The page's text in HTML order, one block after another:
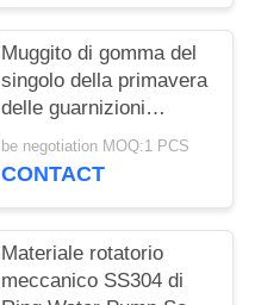
Muggito di gomma del
singolo della primavera
delle guarnizioni
meccaniche doppio
fronte dell'estremità
be negotiation MOQ:1 PCS
CONTACT
Materiale rotatorio
meccanico SS304 di